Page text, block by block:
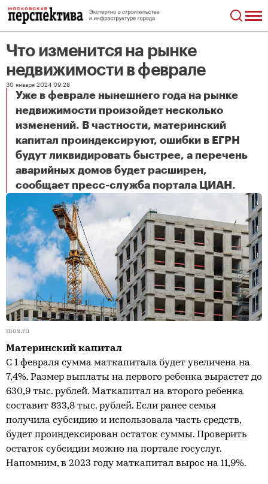
Что изменится на рынке
недвижимости в феврале
30 января 2024 09:28
Уже в феврале нынешнего года на рынке
недвижимости произойдет несколько
изменений. В частности, материнский
капитал проиндексируют, ошибки в ЕГРН
будут ликвидировать быстрее, а перечень
аварийных домов будет расширен,
сообщает пресс-служба портала ЦИАН.
Что изменится на рынке недвижимости в феврале
mos.ru
Материнский капитал
С 1 февраля сумма маткапитала будет увеличена на
7,4%. Размер выплаты на первого ребенка вырастет до
630,9 тыс. рублей. Маткапитал на второго ребенка
составит 833,8 тыс. рублей. Если ранее семья
получила субсидию и использовала часть средств,
будет проиндексирован остаток суммы. Проверить
остаток субсидии можно на портале госуслуг.
Напомним, в 2023 году маткапитал вырос на 11,9%.